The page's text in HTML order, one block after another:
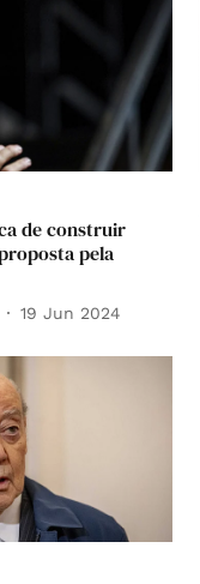
de construir
pela
19 Jun 2024